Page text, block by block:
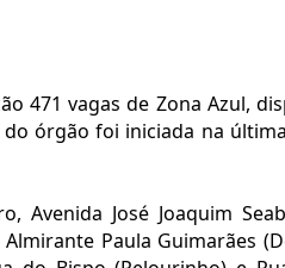
471 vagas de Zona Azul,
do órgão foi iniciada na
Avenida José Joaquim
Paula Guimarães